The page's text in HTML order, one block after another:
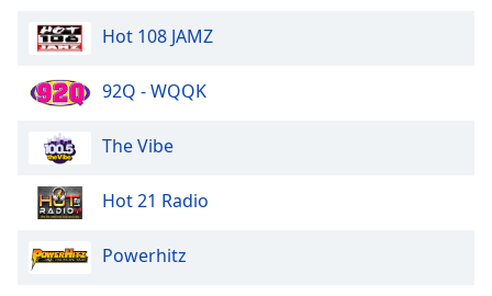
Hot 108 JAMZ
92Q - WQQK
The Vibe
Hot 21 Radio
Powerhitz